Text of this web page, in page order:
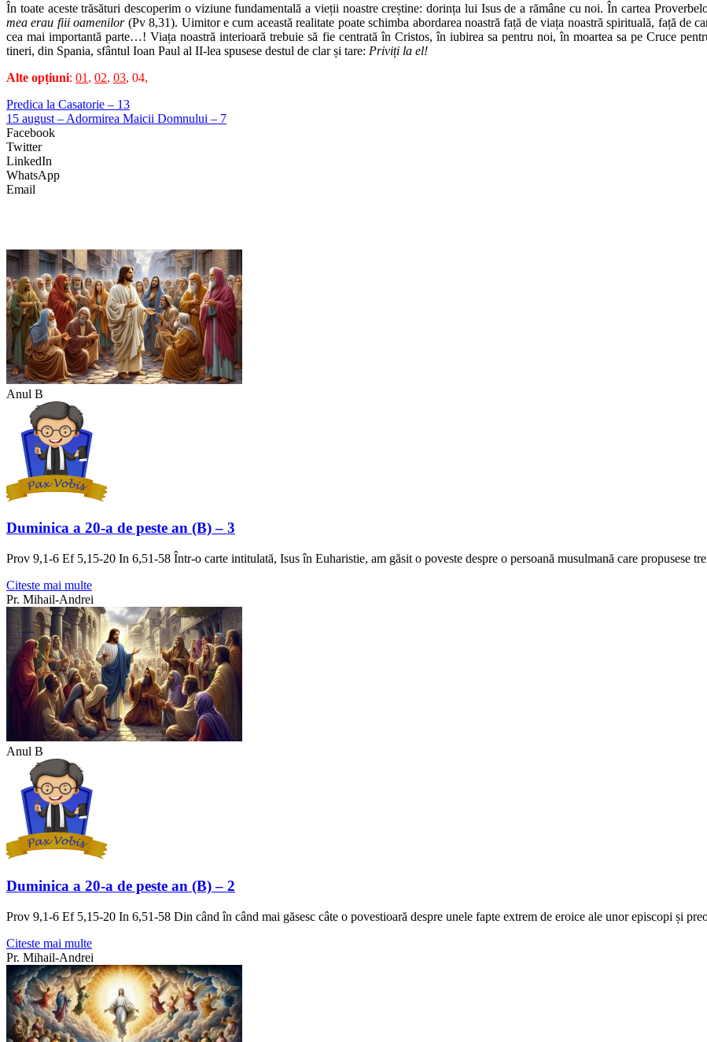
În toate aceste trăsături descoperim o viziune fundamentală a vieții noastre creștine: dorința lui Isus de a rămâne cu noi. În cartea
mea erau fiii oamenilor(Pv 8,31). Uimitor e cum această realitate poate schimba abordarea noastră față de viața noastră spirituală, față de
cea mai importantă parte…! Viața noastră interioară trebuie să fie centrată în Cristos, în iubirea sa pentru noi, în moartea sa pe Cruce
tineri, din Spania, sfântul Ioan Paul al II-lea spusese destul de clar și tare: Priviți la el!
Alte opțiuni: 01 , 02, 03, 04,
Predica la Casatorie – 13
15 august – Adormirea Maicii Domnului – 7
Facebook
Twitter
LinkedIn
WhatsApp
Email
Anul B
Duminica a 20-a de peste an (B) – 3
Prov 9,1-6 Ef 5,15-20 In 6,51-58 Într-o carte intitulată, Isus în Euharistie, am găsit o poveste despre o persoană musulmană care propusese
Citeste mai multe
Pr. Mihail-Andrei
Anul B
Duminica a 20-a de peste an (B) – 2
Prov 9,1-6 Ef 5,15-20 In 6,51-58 Din când în când mai găsesc câte o povestioară despre unele fapte extrem de eroice ale unor episcopi și
Citeste mai multe
Pr. Mihail-Andrei